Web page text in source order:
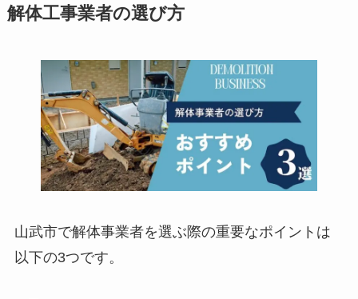
解体工事業者の選び方
山武市で解体事業者を選ぶ際の重要なポイントは
以下の3つです。